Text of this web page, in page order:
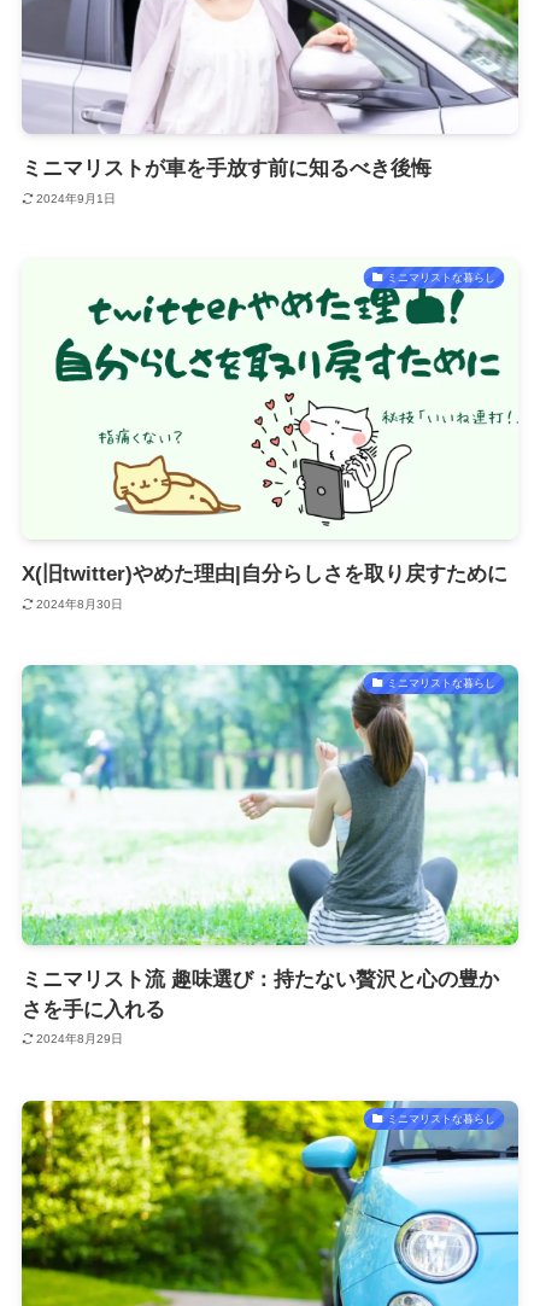
ミニマリストが車を手放す前に知るべき後悔
2024年9月1日
ミニマリストな暮らし
X(旧twitter)やめた理由|自分らしさを取り戻すために
2024年8月30日
ミニマリストな暮らし
ミニマリスト流 趣味選び：持たない贅沢と心の豊か
さを手に入れる
2024年8月29日
ミニマリストな暮らし